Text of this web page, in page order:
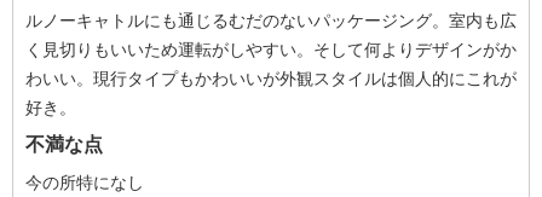
ルノーキャトルにも通じるむだのないパッケージング。室内も広
く見切りもいいため運転がしやすい。そして何よりデザインがか
わいい。現行タイプもかわいいが外観スタイルは個人的にこれが
好き。
不満な点
今の所特になし